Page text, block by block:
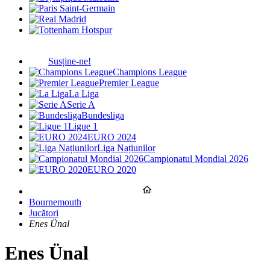
Susține-ne!
Champions League
Premier League
La Liga
Serie A
Bundesliga
Ligue 1
EURO 2024
Liga Națiunilor
Campionatul Mondial 2026
EURO 2020
Bournemouth
Jucători
Enes Ünal
Enes Ünal